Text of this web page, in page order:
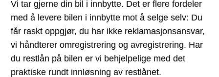
Vi tar gjerne din bil i innbytte. Det er flere fordeler
med å levere bilen i innbytte mot å selge selv: Du
får raskt oppgjør, du har ikke reklamasjonsansvar,
vi håndterer omregistrering og avregistrering. Har
du restlån på bilen er vi behjelpelige med det
praktiske rundt innløsning av restlånet.